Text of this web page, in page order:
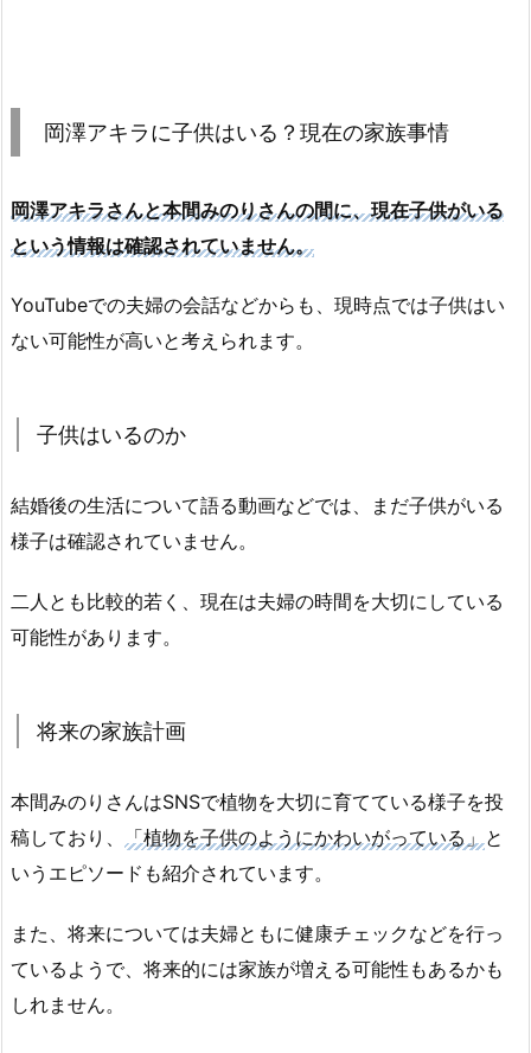
岡澤アキラに子供はいる？現在の家族事情
岡澤アキラさんと本間みのりさんの間に、現在子供がいる
という情報は確認されていません。
YouTubeでの夫婦の会話などからも、現時点では子供はい
ない可能性が高いと考えられます。
子供はいるのか
結婚後の生活について語る動画などでは、まだ子供がいる
様子は確認されていません。
二人とも比較的若く、現在は夫婦の時間を大切にしている
可能性があります。
将来の家族計画
本間みのりさんはSNSで植物を大切に育てている様子を投
稿しており、 「植物を子供のようにかわいがっている」と
いうエピソードも紹介されています。
また、将来については夫婦ともに健康チェックなどを行っ
ているようで、将来的には家族が増える可能性もあるかも
しれません。